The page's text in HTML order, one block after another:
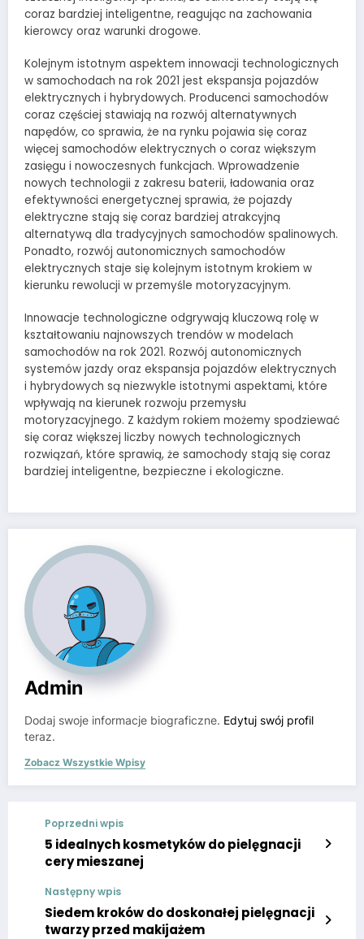
coraz bardziej inteligentne, reagując na zachowania
kierowcy oraz warunki drogowe.
Kolejnym istotnym aspektem innowacji technologicznych
w samochodach na rok 2021 jest ekspansja pojazdów
elektrycznych i hybrydowych. Producenci samochodów
coraz częściej stawiają na rozwój alternatywnych
napędów, co sprawia, że na rynku pojawia się coraz
więcej samochodów elektrycznych o coraz większym
zasięgu i nowoczesnych funkcjach. Wprowadzenie
nowych technologii z zakresu baterii, ładowania oraz
efektywności energetycznej sprawia, że pojazdy
elektryczne stają się coraz bardziej atrakcyjną
alternatywą dla tradycyjnych samochodów spalinowych.
Ponadto, rozwój autonomicznych samochodów
elektrycznych staje się kolejnym istotnym krokiem w
kierunku rewolucji w przemyśle motoryzacyjnym.
Innowacje technologiczne odgrywają kluczową rolę w
kształtowaniu najnowszych trendów w modelach
samochodów na rok 2021. Rozwój autonomicznych
systemów jazdy oraz ekspansja pojazdów elektrycznych
i hybrydowych są niezwykle istotnymi aspektami, które
wpływają na kierunek rozwoju przemysłu
motoryzacyjnego. Z każdym rokiem możemy spodziewać
się coraz większej liczby nowych technologicznych
rozwiązań, które sprawią, że samochody stają się coraz
bardziej inteligentne, bezpieczne i ekologiczne.
Admin
Dodaj swoje informacje biograficzne. Edytuj swój profil
teraz.
Zobacz Wszystkie Wpisy
Poprzedni wpis
5 idealnych kosmetyków do pielęgnacji
cery mieszanej
Następny wpis
Siedem kroków do doskonałej pielęgnacji
twarzy przed makijażem